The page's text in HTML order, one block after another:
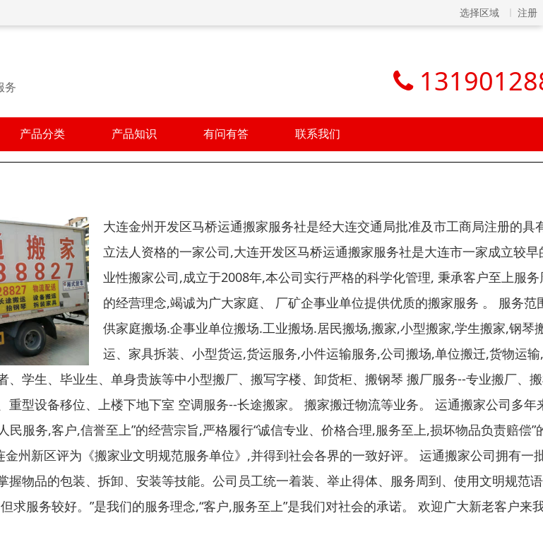
选择区域 注册
务
产品分类 产品知识 有问有答 联系我们
大连金州开发区马桥运通搬家服务社是经大连交通局批准及市工商局注册的具
立法人资格的一家公司,大连开发区马桥运通搬家服务社是大连市一家成立较早
业性搬家公司,成立于2008年,本公司实行严格的科学化管理, 秉承客户至上服务
的经营理念,竭诚为广大家庭、 厂矿企事业单位提供优质的搬家服务 。 服务范
供家庭搬场.企事业单位搬场.工业搬场.居民搬场,搬家,小型搬家,学生搬家,钢琴
运、家具拆装、小型货运,货运服务,小件运输服务,公司搬场,单位搬迁,货物运
、学生、毕业生、单身贵族等中小型搬厂、搬写字楼、卸货柜、搬钢琴 搬厂服务--专业搬厂、
重型设备移位、上楼下地下室 空调服务--长途搬家。 搬家搬迁物流等业务。 运通搬家公司多年
民服务,客户,信誉至上”的经营宗旨,严格履行“诚信专业、价格合理,服务至上,损坏物品负责赔偿”
金州新区评为《搬家业文明规范服务单位》,并得到社会各界的一致好评。 运通搬家公司拥有一
握物品的包装、拆卸、安装等技能。公司员工统一着装、举止得体、服务周到、使用文明规范语
求服务较好。”是我们的服务理念,“客户,服务至上”是我们对社会的承诺。 欢迎广大新老客户来